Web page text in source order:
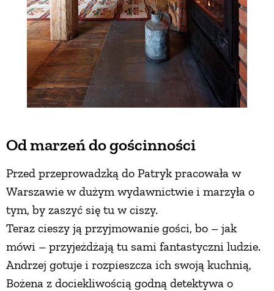
Od marzeń do gościnności
Przed przeprowadzką do Patryk pracowała w
Warszawie w dużym wydawnictwie i marzyła o
tym, by zaszyć się tu w ciszy.
Teraz cieszy ją przyjmowanie gości, bo – jak
mówi – przyjeżdżają tu sami fantastyczni ludzie.
Andrzej gotuje i rozpieszcza ich swoją kuchnią,
Bożena z dociekliwością godną detektywa o